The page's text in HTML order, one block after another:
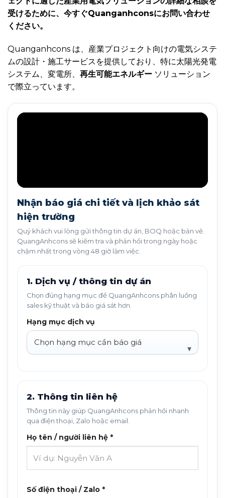
受けるために、今すぐQuanganhconsにお問い合わせ
ください。
Quanganhcons は、産業プロジェクト向けの電気システ
ムの設計・施工サービスを提供しており、特に太陽光発電
システム、変電所、 再生可能エネルギー ソリューション
で際立っています。
Nhận báo giá chi tiết và lịch khảo sát
hiện trường
Quý khách vui lòng gửi thông tin dự án, BOQ hoặc bản vẽ.
QuangAnhcons sẽ kiểm tra và phản hồi trong ngày hoặc
chậm nhất trong vòng 48 giờ làm việc.
1. Dịch vụ / thông tin dự án
Chọn đúng hạng mục để QuangAnhcons phân luồng
sales kỹ thuật và báo giá sát hơn.
Hạng mục dịch vụ
2. Thông tin liên hệ
Thông tin này giúp QuangAnhcons phản hồi nhanh
qua điện thoại, Zalo hoặc email.
Họ tên / người liên hệ *
Số điện thoại / Zalo *